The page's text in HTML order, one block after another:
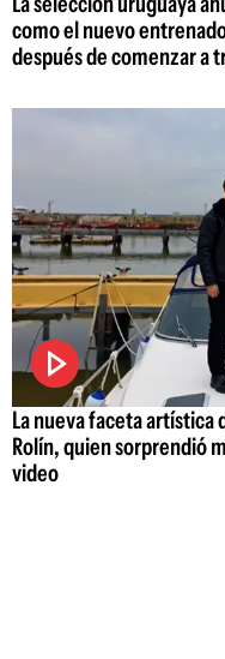
como el nuevo
después de comenzar a
La nueva faceta artística
Rolín, quien sorprendió
video